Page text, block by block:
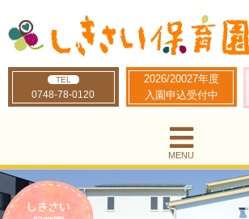
2026/20027年度
入園申込受付中
TEL
0748-78-0120
MENU